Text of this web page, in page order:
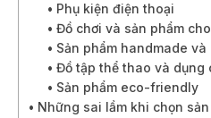
Phụ kiện điện thoại
Đồ chơi và sản phẩm
Sản phẩm handmade và
Đồ tập thể thao và dụng
Sản phẩm eco-friendly
Những sai lầm khi chọn